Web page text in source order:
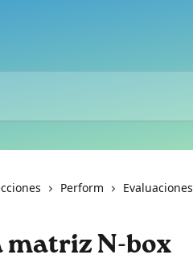
Perform Evaluaciones
matriz N-box